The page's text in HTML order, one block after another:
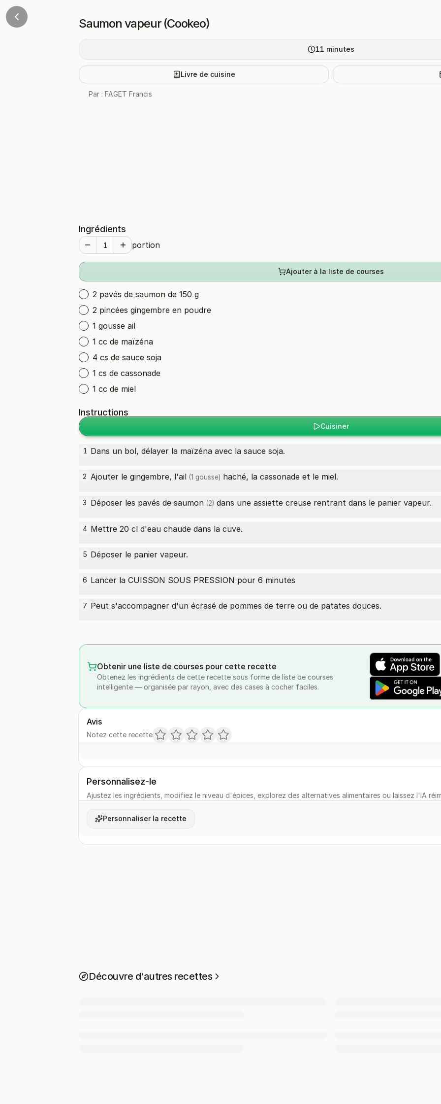
Saumon vapeur (Cookeo)
11 minutes
Livre de cuisine
Par : FAGET Francis
Ingrédients
portion
Ajouter à la liste de courses
2 pavés de saumon de 150 g
2 pincées gingembre en poudre
1 gousse ail
1 cc de maïzéna
4 cs de sauce soja
1 cs de cassonade
1 cc de miel
Instructions
Cuisiner
1 Dans un bol, délayer la maïzéna avec la sauce soja.
2 Ajouter le gingembre, l'ail (1 gousse) haché, la cassonade et le miel.
3 Déposer les pavés de saumon (2) dans une assiette creuse rentrant dans le panier vapeur.
4 Mettre 20 cl d'eau chaude dans la cuve.
5 Déposer le panier vapeur.
6 Lancer la CUISSON SOUS PRESSION pour 6 minutes
7 Peut s'accompagner d'un écrasé de pommes de terre ou de patates douces.
Obtenir une liste de courses pour cette recette
Obtenez les ingrédients de cette recette sous forme de liste de courses
intelligente — organisée par rayon, avec des cases à cocher faciles.
Avis
Notez cette recette
Personnalisez-le
Ajustez les ingrédients, modifiez le niveau d'épices, explorez des alternatives alimentaires ou laissez l'IA
Personnaliser la recette
Découvre d'autres recettes